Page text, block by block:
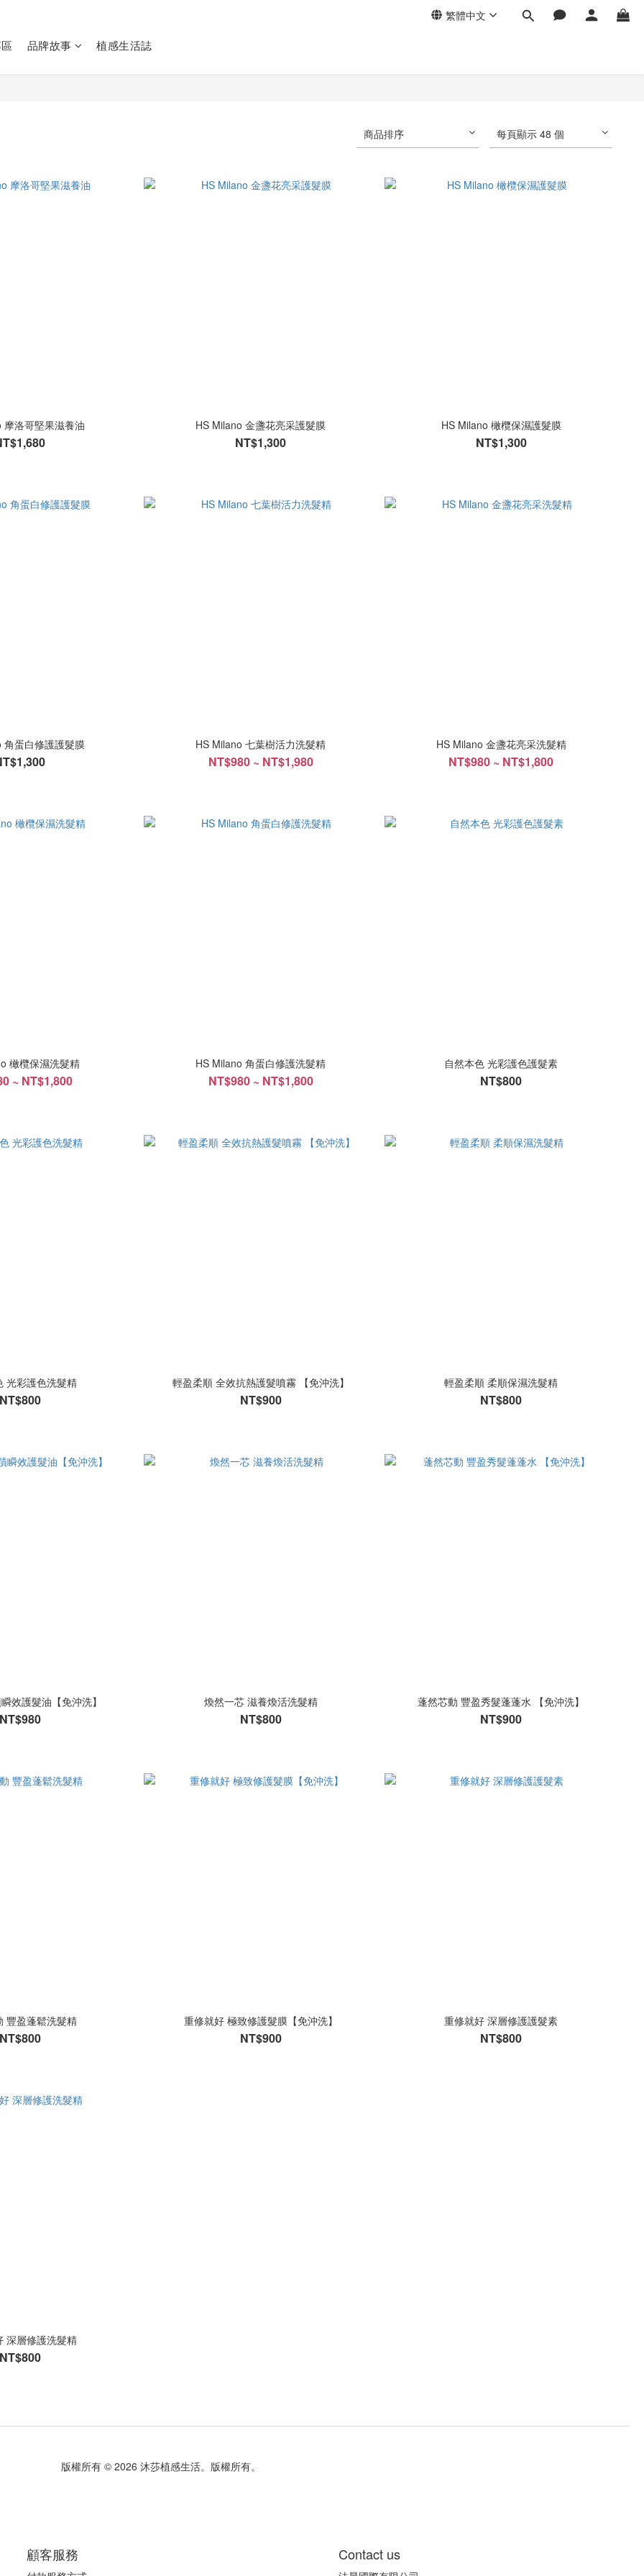
繁體中文
品牌故事 植感生活誌
商品排序 每頁顯示 48 個
摩洛哥堅果滋養油 HS Milano 金盞花亮采護髮膜
NT$1,300
HS Milano 橄欖保濕護髮膜
NT$1,300
角蛋白修護護髮膜 HS Milano 七葉樹活力洗髮精
NT$980 ~ NT$1,980
HS Milano 金盞花亮采洗髮精
NT$980 ~ NT$1,800
橄欖保濕洗髮精
~ NT$1,800
HS Milano 角蛋白修護洗髮精
NT$980 ~ NT$1,800
自然本色 光彩護色護髮素
NT$800
光彩護色洗髮精 輕盈柔順 全效抗熱護髮噴霧 【免沖洗】
NT$900
輕盈柔順 柔順保濕洗髮精
NT$800
效護髮油【免沖洗】 煥然一芯 滋養煥活洗髮精
NT$800
蓬然芯動 豐盈秀髮蓬蓬水 【免沖洗】
NT$900
豐盈蓬鬆洗髮精 重修就好 極致修護髮膜【免沖洗】
NT$900
重修就好 深層修護護髮素
NT$800
深層修護洗髮精
版權所有 © 2026 沐莎植感生活。版權所有。
顧客服務 Contact us